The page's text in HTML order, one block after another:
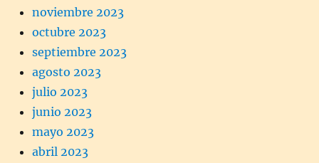
noviembre 2023
octubre 2023
septiembre 2023
agosto 2023
julio 2023
junio 2023
mayo 2023
abril 2023